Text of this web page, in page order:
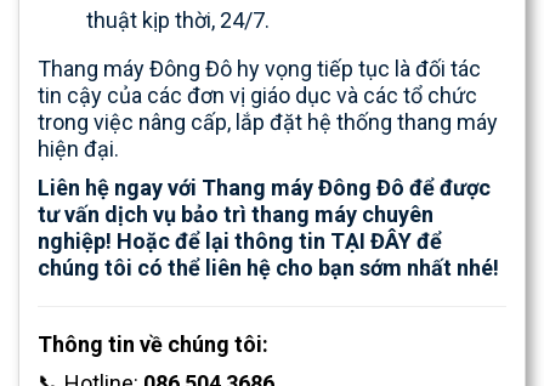
thuật kịp thời, 24/7.
Thang máy Đông Đô hy vọng tiếp tục là đối tác
tin cậy của các đơn vị giáo dục và các tổ chức
trong việc nâng cấp, lắp đặt hệ thống thang máy
hiện đại.
Liên hệ ngay với Thang máy Đông Đô để được
tư vấn dịch vụ bảo trì thang máy chuyên
nghiệp! Hoặc để lại thông tin TẠI ĐÂYđể
chúng tôi có thể liên hệ cho bạn sớm nhất nhé!
Thông tin về chúng tôi: